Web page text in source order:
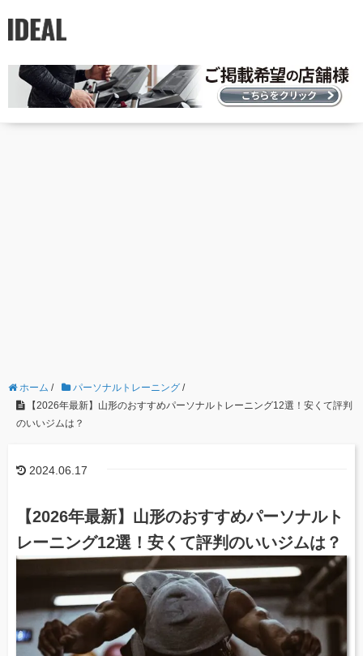
ホーム / パーソナルトレーニング /
【2026年最新】山形のおすすめパーソナルトレーニング12選！安くて評判
のいいジムは？
2024.06.17
【2026年最新】山形のおすすめパーソナルト
レーニング12選！安くて評判のいいジムは？